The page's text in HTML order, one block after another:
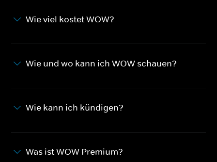
Wie viel kostet WOW?
Wie und wo kann ich WOW schauen?
Wie kann ich kündigen?
Was ist WOW Premium?